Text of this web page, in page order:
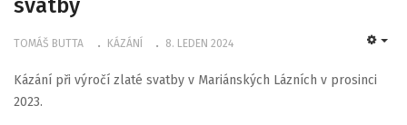
svatby
TOMÁŠ BUTTA KÁZÁNÍ 8. LEDEN 2024
Kázání při výročí zlaté svatby v Mariánských Lázních v prosinci
2023.